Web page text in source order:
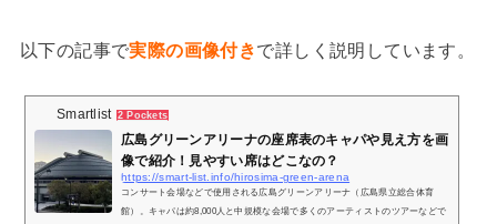
以下の記事で実際の画像付きで詳しく説明しています。
Smartlist 2 Pockets
広島グリーンアリーナの座席表のキャパや見え方を画
像で紹介！見やすい席はどこなの？
https://smart-list.info/hirosima-green-arena
コンサート会場などで使用される広島グリーンアリーナ（広島県立総合体育
館）。キャパは約8,000人と中規模な会場で多くのアーティストのツアーなどで